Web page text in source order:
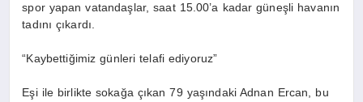
spor yapan vatandaşlar, saat 15.00’a kadar güneşli havanın
tadını çıkardı.
“Kaybettiğimiz günleri telafi ediyoruz”
Eşi ile birlikte sokağa çıkan 79 yaşındaki Adnan Ercan, bu